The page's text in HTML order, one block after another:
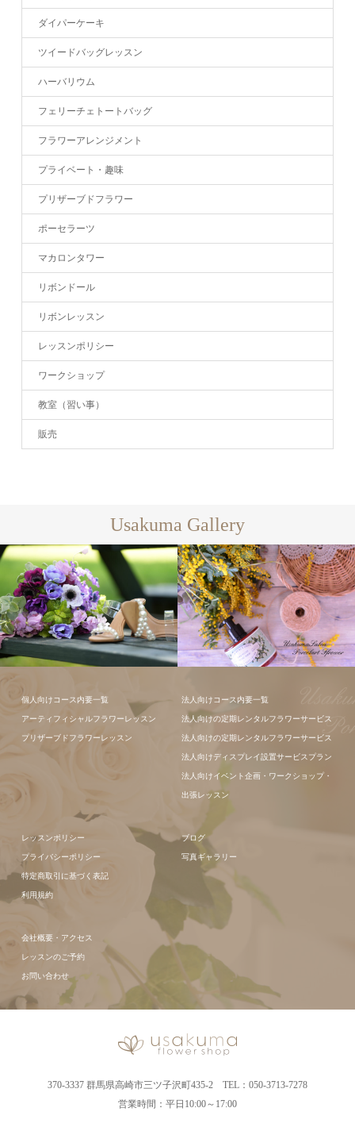
ダイパーケーキ
ツイードバッグレッスン
ハーバリウム
フェリーチェトートバッグ
フラワーアレンジメント
プライベート・趣味
プリザーブドフラワー
ポーセラーツ
マカロンタワー
リボンドール
リボンレッスン
レッスンポリシー
ワークショップ
教室（習い事）
販売
Usakuma Gallery
ンジメント
ンジメント
個人向けコース内要一覧
アーティフィシャルフラワーレッスン
プリザーブドフラワーレッスン
法人向けコース内要一覧
法人向けの定期レンタルフラワーサービス
法人向けの定期レンタルフラワーサービス
法人向けディスプレイ設置サービスプラン
法人向けイベント企画・ワークショップ・
出張レッスン
レッスンポリシー
プライバシーポリシー
特定商取引に基づく表記
利用規約
ブログ
写真ギャラリー
会社概要・アクセス
レッスンのご予約
お問い合わせ
370-3337 群馬県高崎市三ツ子沢町435-2 TEL：050-3713-7278
営業時間：平日10:00～17:00